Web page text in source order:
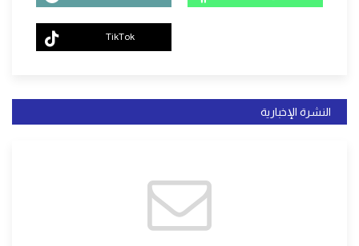
TikTok
النشرة الإخبارية